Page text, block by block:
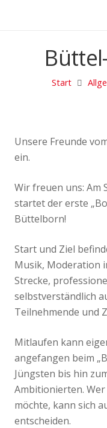
Start
Unsere Freunde
ein.
Wir freuen uns: Am
startet der erste
Büttelborn!
Start und Ziel
Musik, Moderation
Strecke,
selbstverständlich
Teilnehmende und
Mitlaufen kann
angefangen beim
Jüngsten bis hin
Ambitionierten.
möchte, kann sich
entscheiden.